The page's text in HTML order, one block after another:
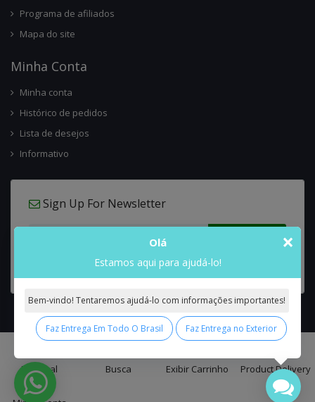
Principal Busca Exibir Carrinho Product Delivery
Programa de afiliados
Mapa do site
Minha Conta
Minha conta
Histórico de pedidos
Lista de desejos
Informativo
Sign Up For Newsletter
Interflora Brasil Intercambio Floral Nacional e Internacional© 2026 All
Rights Reserved.
×
Olá
Estamos aqui para ajudá-lo!
Bem-vindo! Tentaremos ajudá-lo com informações importantes!
Faz Entrega Em Todo O Brasil Faz Entrega no Exterior